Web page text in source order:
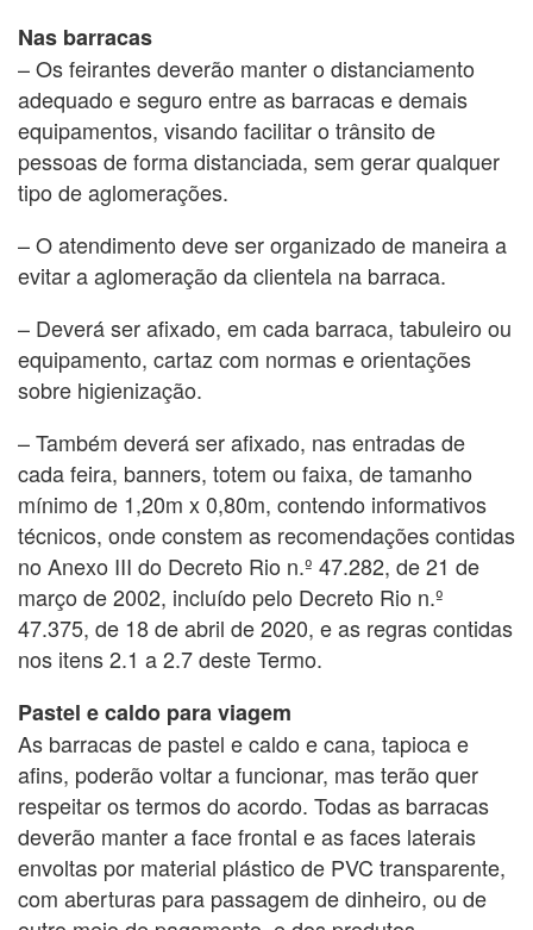
Nas barracas
– Os feirantes deverão manter o distanciamento
adequado e seguro entre as barracas e demais
equipamentos, visando facilitar o trânsito de
pessoas de forma distanciada, sem gerar qualquer
tipo de aglomerações.
– O atendimento deve ser organizado de maneira a
evitar a aglomeração da clientela na barraca.
– Deverá ser afixado, em cada barraca, tabuleiro ou
equipamento, cartaz com normas e orientações
sobre higienização.
– Também deverá ser afixado, nas entradas de
cada feira, banners, totem ou faixa, de tamanho
mínimo de 1,20m x 0,80m, contendo informativos
técnicos, onde constem as recomendações contidas
no Anexo III do Decreto Rio n.º 47.282, de 21 de
março de 2002, incluído pelo Decreto Rio n.º
47.375, de 18 de abril de 2020, e as regras contidas
nos itens 2.1 a 2.7 deste Termo.
Pastel e caldo para viagem
As barracas de pastel e caldo e cana, tapioca e
afins, poderão voltar a funcionar, mas terão quer
respeitar os termos do acordo. Todas as barracas
deverão manter a face frontal e as faces laterais
envoltas por material plástico de PVC transparente,
com aberturas para passagem de dinheiro, ou de